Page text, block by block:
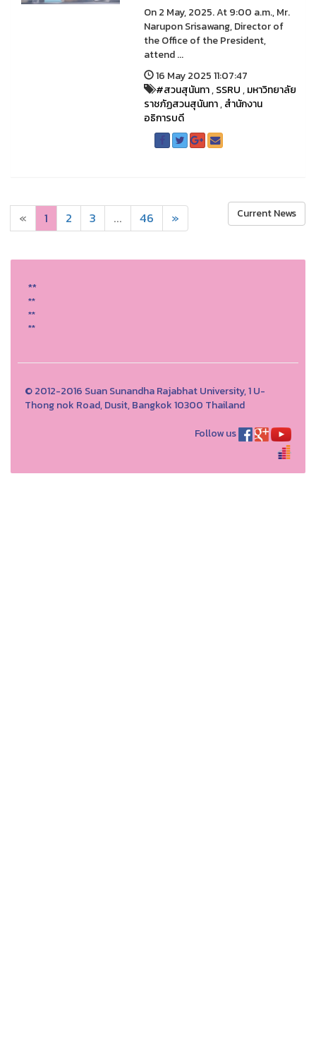
On 2 May, 2025. At 9:00 a.m., Mr.
Narupon Srisawang, Director of
the Office of the President,
attend ...
16 May 2025 11:07:47
#สวนสุนันทา,SSRU,มหาวิทยาลัย
ราชภัฏสวนสุนันทา,สำนักงาน
อธิการบดี
« 1 2 3 ... 46 » Current News
**
**
**
**
© 2012-2016 Suan Sunandha Rajabhat University, 1 U-
Thong nok Road, Dusit, Bangkok 10300 Thailand
Follow us